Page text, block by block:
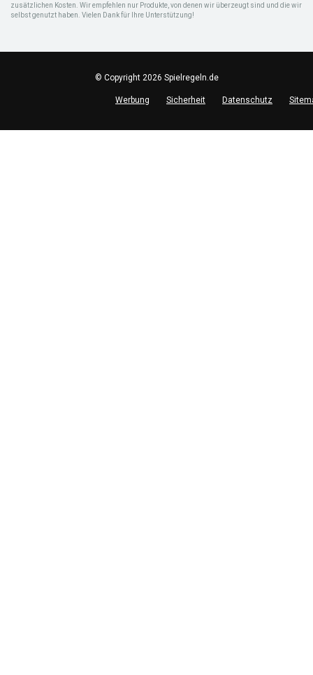
zusätzlichen Kosten. Wir empfehlen nur Produkte, von denen wir überzeugt sind und die wir
selbst genutzt haben. Vielen Dank für Ihre Unterstützung!
© Copyright 2026 Spielregeln.de
Werbung Sicherheit Datenschutz